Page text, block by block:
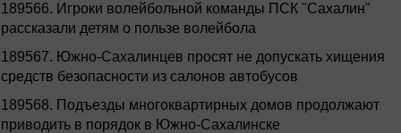
189566. Игроки волейбольной команды ПСК "Сахалин"
рассказали детям о пользе волейбола
189567. Южно-Сахалинцев просят не допускать хищения
средств безопасности из салонов автобусов
189568. Подъезды многоквартирных домов продолжают
приводить в порядок в Южно-Сахалинске